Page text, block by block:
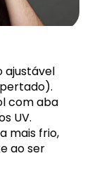
ajustável
com aba
UV.
mais frio,
ao ser